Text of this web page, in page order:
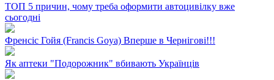
ТОП 5 причин, чому треба оформити автоцивілку вже
сьогодні
Френсіс Гойя (Francis Goya) Вперше в Чернігові!!!
Як аптеки "Подорожник" вбивають Українців